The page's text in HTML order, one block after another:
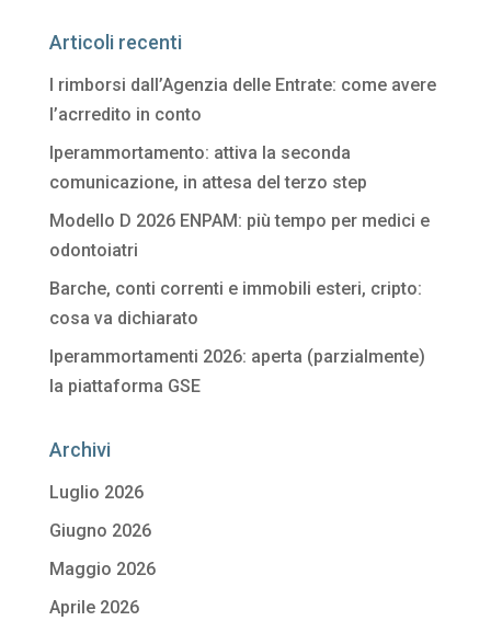
Articoli recenti
I rimborsi dall’Agenzia delle Entrate: come avere
l’acrredito in conto
Iperammortamento: attiva la seconda
comunicazione, in attesa del terzo step
Modello D 2026 ENPAM: più tempo per medici e
odontoiatri
Barche, conti correnti e immobili esteri, cripto:
cosa va dichiarato
Iperammortamenti 2026: aperta (parzialmente)
la piattaforma GSE
Archivi
Luglio 2026
Giugno 2026
Maggio 2026
Aprile 2026